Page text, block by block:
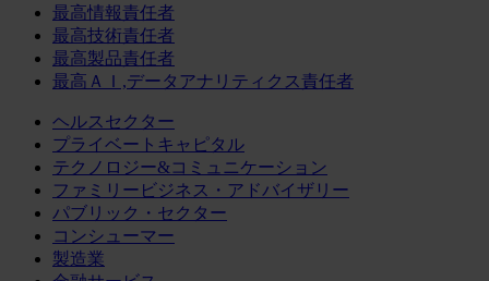
最高情報責任者
最高技術責任者
最高製品責任者
最高ＡＩ,データアナリティクス責任者
ヘルスセクター
プライベートキャピタル
テクノロジー&コミュニケーション
ファミリービジネス・アドバイザリー
パブリック・セクター
コンシューマー
製造業